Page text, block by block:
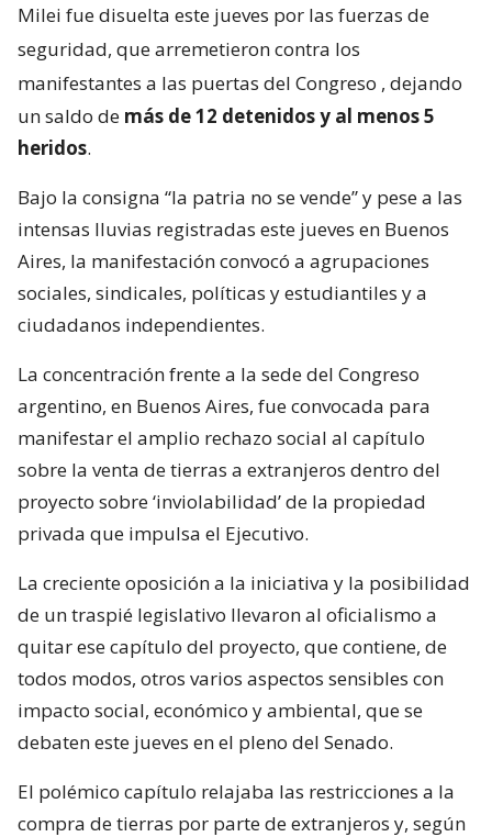
Milei fue disuelta este jueves por las fuerzas de
seguridad, que arremetieron contra los
manifestantes a las puertas del Congreso , dejando
un saldo de más de 12 detenidos y al menos 5
heridos.
Bajo la consigna “la patria no se vende” y pese a las
intensas lluvias registradas este jueves en Buenos
Aires, la manifestación convocó a agrupaciones
sociales, sindicales, políticas y estudiantiles y a
ciudadanos independientes.
La concentración frente a la sede del Congreso
argentino, en Buenos Aires, fue convocada para
manifestar el amplio rechazo social al capítulo
sobre la venta de tierras a extranjeros dentro del
proyecto sobre ‘inviolabilidad’ de la propiedad
privada que impulsa el Ejecutivo.
La creciente oposición a la iniciativa y la posibilidad
de un traspié legislativo llevaron al oficialismo a
quitar ese capítulo del proyecto, que contiene, de
todos modos, otros varios aspectos sensibles con
impacto social, económico y ambiental, que se
debaten este jueves en el pleno del Senado.
El polémico capítulo relajaba las restricciones a la
compra de tierras por parte de extranjeros y, según